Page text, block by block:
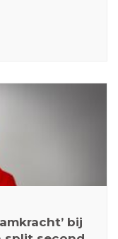
bij